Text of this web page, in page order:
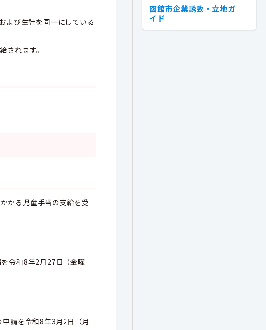
よび生計を同一にしている
されます。
かる児童手当の支給を受
令和8年2月27日（金曜
請を令和8年3月2日（月
函館市企業誘致・立地ガ
イド